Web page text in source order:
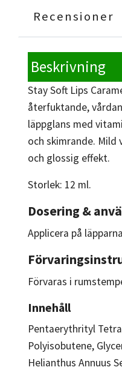
Recensioner
Beskrivning
Stay Soft Lips
återfuktande,
läppglans med
och skimrande.
och glossig effekt.
Storlek: 12 ml.
Dosering &
Applicera på
Förvaras i
Innehåll
Pentaerythrityl
Polyisobutene,
Helianthus Annuus